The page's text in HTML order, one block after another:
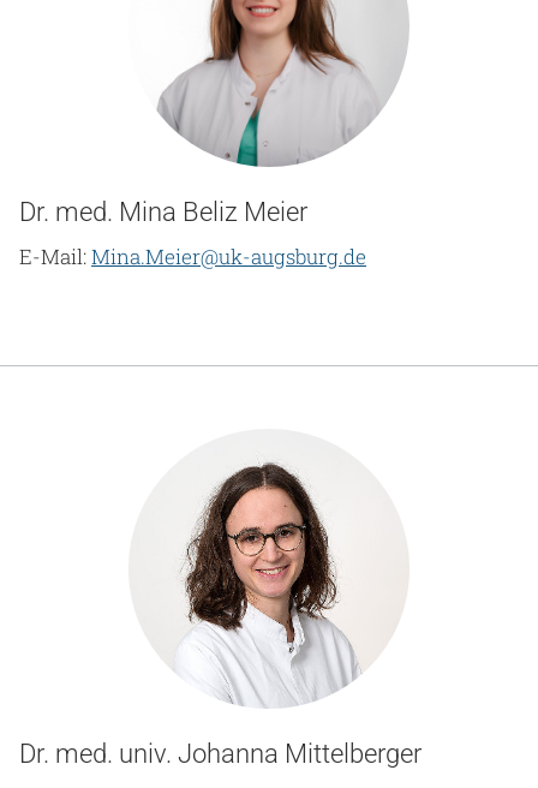
Dr. med. Mina Beliz Meier
E-Mail:Mina.Meier@uk-augsburg.de
Dr. med. univ. Johanna Mittelberger